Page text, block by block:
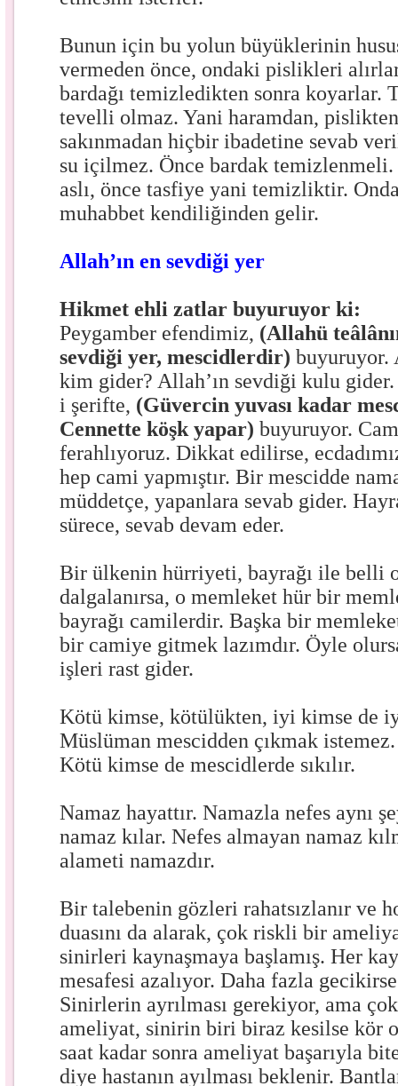
Bunun için bu yolun büyüklerinin
vermeden önce, ondaki pislikleri
bardağı temizledikten sonra koyarlar.
tevelli olmaz. Yani haramdan,
sakınmadan hiçbir ibadetine sevab
su içilmez. Önce bardak
aslı, önce tasfiye yani temizliktir.
muhabbet kendiliğinden gelir.
Allah’ın en sevdiği yer
Hikmet ehli zatlar buyuruyor ki:
Peygamber efendimiz, (Allahü
sevdiği yer, mescidlerdir) buyuruyor.
kim gider? Allah’ın sevdiği kulu
i şerifte, (Güvercin yuvası kadar
Cennette köşk yapar)buyuruyor.
ferahlıyoruz. Dikkat edilirse,
hep cami yapmıştır. Bir mescidde
müddetçe, yapanlara sevab gider.
sürece, sevab devam eder.
Bir ülkenin hürriyeti, bayrağı ile belli
dalgalanırsa, o memleket hür bir
bayrağı camilerdir. Başka bir
bir camiye gitmek lazımdır. Öyle
işleri rast gider.
Kötü kimse, kötülükten, iyi kimse de
Müslüman mescidden çıkmak istemez.
Kötü kimse de mescidlerde sıkılır.
Namaz hayattır. Namazla nefes aynı
namaz kılar. Nefes almayan namaz
alameti namazdır.
Bir talebenin gözleri rahatsızlanır ve
duasını da alarak, çok riskli bir
sinirleri kaynaşmaya başlamış. Her
mesafesi azalıyor. Daha fazla
Sinirlerin ayrılması gerekiyor, ama
ameliyat, sinirin biri biraz kesilse kör
saat kadar sonra ameliyat başarıyla
diye hastanın ayılması beklenir.